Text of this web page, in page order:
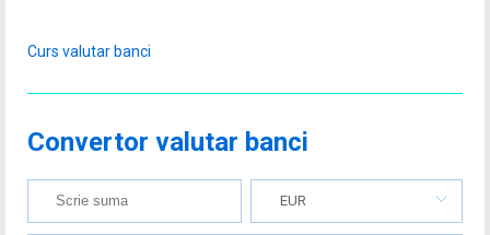
Curs valutar banci
Convertor valutar banci
EUR